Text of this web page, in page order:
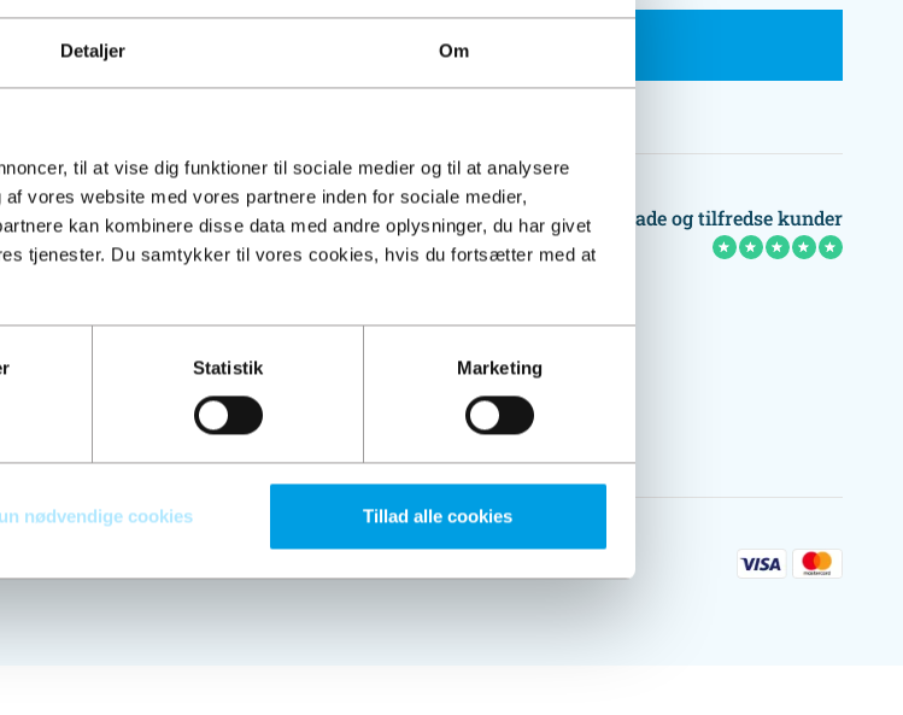
Detaljer Om
til at vise dig funktioner til sociale medier og til at analysere
vores website med vores partnere inden for sociale medier,
kan kombinere disse data med andre oplysninger, du har givet
tjenester. Du samtykker til vores cookies, hvis du fortsætter med at
Statistik Marketing
nødvendige cookies Tillad alle cookies
Ja tak, tilmeld mig
Information
Handelsbetingelser
Kontakt os
Glade og tilfredse kunder
★ ★ ★ ★ ★